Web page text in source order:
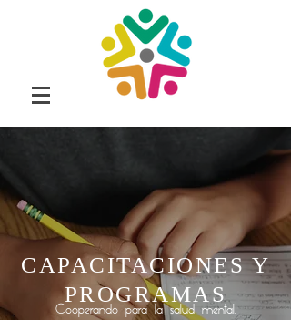
CAPACITACIONES Y
PROGRAMAS
Cooperando para la salud mental.